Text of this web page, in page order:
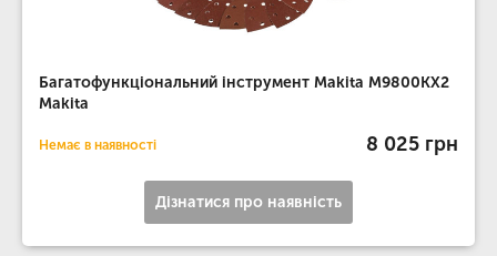
Багатофункціональний інструмент Makita M9800KX2
Makita
Немає в наявності 8 025 грн
Дізнатися про наявність